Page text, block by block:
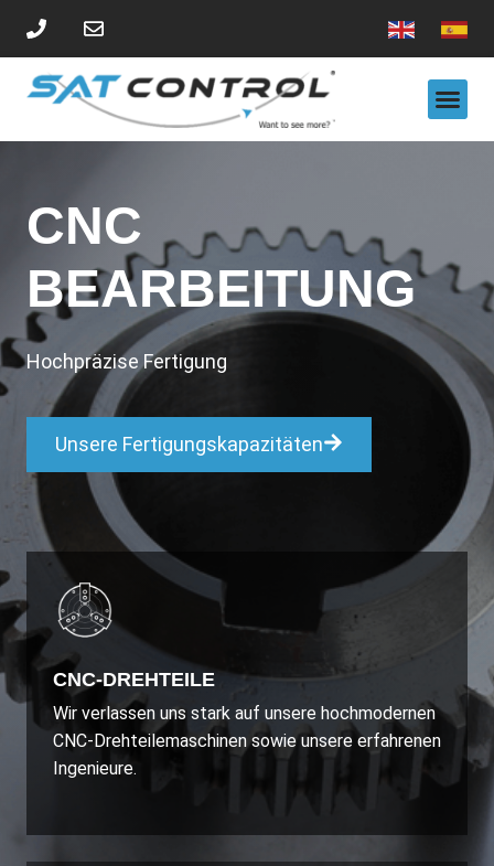
CNC
BEARBEITUNG
Hochpräzise Fertigung
Unsere Fertigungskapazitäten
CNC-DREHTEILE
Wir verlassen uns stark auf unsere hochmodernen
CNC-Drehteilemaschinen sowie unsere erfahrenen
Ingenieure.